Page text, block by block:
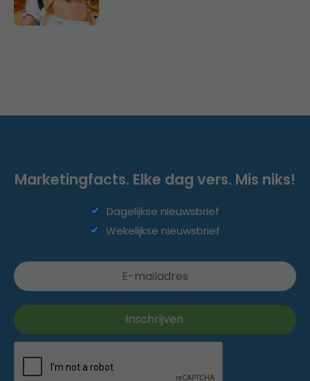
Marketingfacts. Elke dag vers. Mis niks!
Dagelijkse nieuwsbrief
Wekelijkse nieuwsbrief